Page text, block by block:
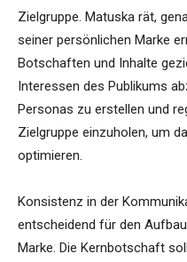
Zielgruppe. Matuska rät,
seiner persönlichen Marke
Botschaften und Inhalte
Interessen des Publikums
Personas zu erstellen und
Zielgruppe einzuholen, um
optimieren.
Konsistenz in der
entscheidend für den
Marke. Die Kernbotschaft